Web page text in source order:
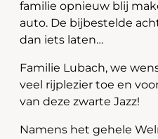
familie opnieuw blij
auto. De bijbestelde
dan iets laten…
Familie Lubach, we
veel rijplezier toe en
van deze zwarte Jazz!
Namens het gehele